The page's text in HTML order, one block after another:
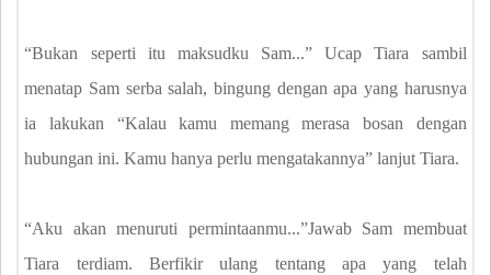
“Bukan seperti itu maksudku Sam...” Ucap Tiara sambil
menatap Sam serba salah, bingung dengan apa yang harusnya
ia lakukan “Kalau kamu memang merasa bosan dengan
hubungan ini. Kamu hanya perlu mengatakannya” lanjut Tiara.
“Aku akan menuruti permintaanmu...”Jawab Sam membuat
Tiara terdiam. Berfikir ulang tentang apa yang telah